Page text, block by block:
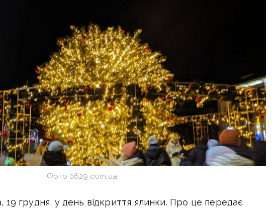
Фото 0629.com.ua
19 грудня, у день відкриття ялинки. Про це передає